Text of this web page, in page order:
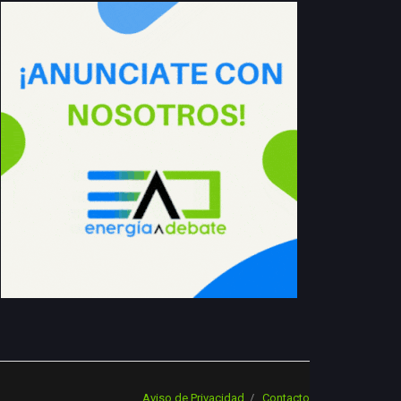
Aviso de Privacidad Contacto